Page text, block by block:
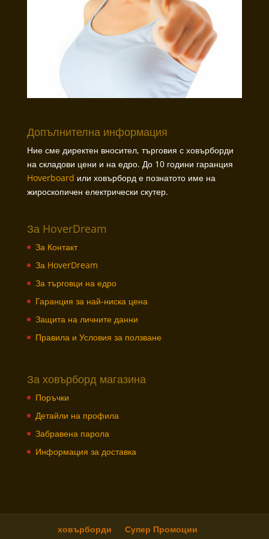
Допълнителна информация
Ние сме директен вносител, търговия с ховърборди
на складови цени и на едро. До 10 години гаранция
Hoverboard или ховърборд е познатото име на
жироскопичен електрически скутер.
За HoverDream
За Контакт
За HoverDream
За търговци на едро
Гаранция за най-ниска цена
Защита на личните данни
Правила и Условия за ползване
За ховърборд магазина
Поръчки
Детайли на профила
Забравена парола
Информация за доставка
ховърборди
Супер Промоции